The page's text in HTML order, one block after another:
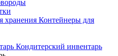
Контейнеры для
Кондитерский инвентарь